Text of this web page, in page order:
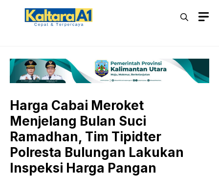
Langsung
Harga Cabai Meroket
Menjelang Bulan Suci
Ramadhan, Tim Tipidter
Polresta Bulungan Lakukan
Inspeksi Harga Pangan